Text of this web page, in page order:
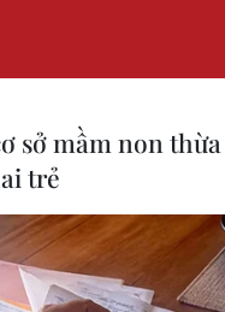
sở mầm non
trẻ